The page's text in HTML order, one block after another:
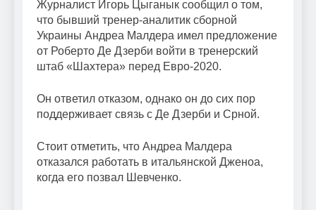
Журналист Игорь Цыганык сообщил о том,
что бывший тренер-аналитик сборной
Украины Андреа Малдера имел предложение
от Роберто Де Дзерби войти в тренерский
штаб «Шахтера» перед Евро-2020.
Он ответил отказом, однако он до сих пор
поддерживает связь с Де Дзерби и Срной.
Стоит отметить, что Андреа Малдера
отказался работать в итальянской Дженоа,
когда его позвал Шевченко.